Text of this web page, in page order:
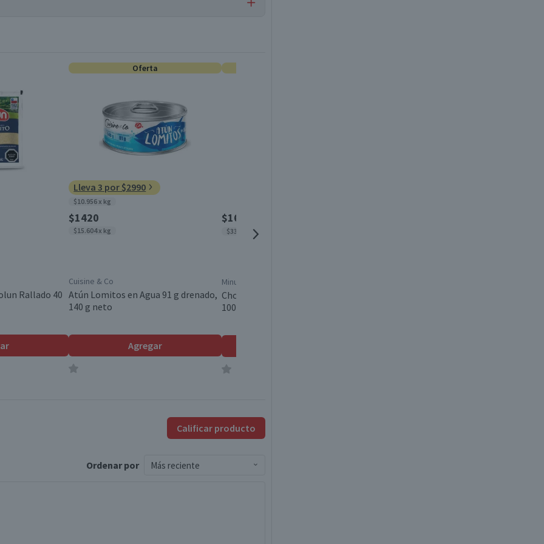
Válida hasta su fecha de caducidad
Rallado 40
Oferta
Lleva 3 por $2990
$10.956 x kg
$1420
$15.604 x kg
Cuisine & Co
Atún Lomitos en Agua 91 g drenado,
140 g neto
Agregar
$1690
$3380 x kg
Minuto Verde
Choclo Congelado Minuto Verde
100% Natural 500 g
Calificar producto
Ordenar por Más reciente